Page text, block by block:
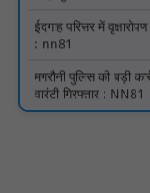
मगरौनी पुलिस की बड़ी
वारंटी गिरफ्तार : NN81
स्वतंत्रता दिवस सिर पर
फर्श पर उपेक्षित हालत में